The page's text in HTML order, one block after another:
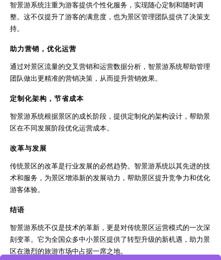
智景游系统注重为游客提供个性化服务，实现随心定制和随时调
整。这不仅提升了游客的满意度，也为景区管理团队提供了决策支
持。
助力营销，优化运营
通过对景区流量的交叉营销和运营数据分析，智景游系统帮助管理
团队做出更精准的营销决策，从而提升营销效果。
定制化架构，节省成本
智景游系统根据景区的成长阶段，提供定制化的架构设计，帮助景
区在不同发展阶段优化运营成本。
改革与发展
传统景区的改革是行业发展的必然趋势。智景游系统以其先进的技
术和服务，为景区增添新的发展动力，帮助景区提升竞争力和优化
游客体验。
结语
智景游系统不仅是技术的革新，更是对传统景区运营模式的一次深
刻变革。它为全国众多中小景区提供了转型升级的新机遇，助力景
区在激烈的旅游市场中占据一席之地。